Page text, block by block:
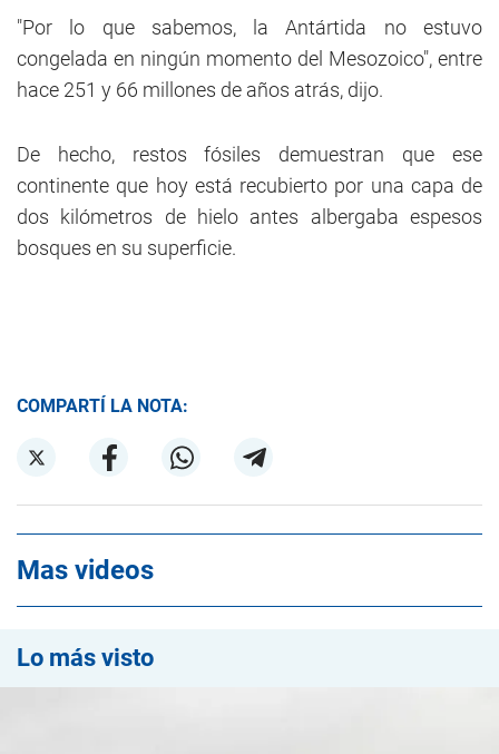
"Por lo que sabemos, la Antártida no estuvo
congelada en ningún momento del Mesozoico", entre
hace 251 y 66 millones de años atrás, dijo.
De hecho, restos fósiles demuestran que ese
continente que hoy está recubierto por una capa de
dos kilómetros de hielo antes albergaba espesos
bosques en su superficie.
COMPARTÍ LA NOTA:
Mas videos
Lo más visto